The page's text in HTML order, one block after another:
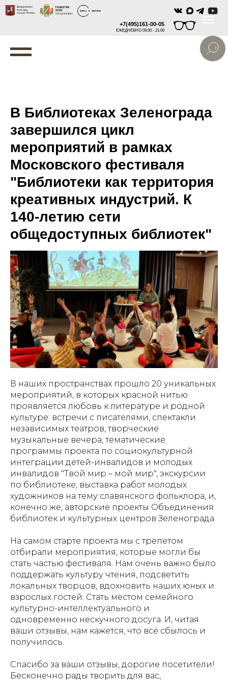
+7(495)161-00-05
ЕЖЕДНЕВНО 09:00 - 21:00
В Библиотеках Зеленограда
завершился цикл
мероприятий в рамках
Московского фестиваля
"Библиотеки как территория
креативных индустрий. К
140-летию сети
общедоступных библиотек"
В наших пространствах прошло 20 уникальных
мероприятий, в которых красной нитью
проявляется любовь к литературе и родной
культуре: встречи с писателями, спектакли
независимых театров, творческие
музыкальные вечера, тематические
программы проекта по социокультурной
интеграции детей-инвалидов и молодых
инвалидов "Твой мир – мой мир", экскурсии
по библиотеке, выставка работ молодых
художников на тему славянского фольклора, и,
конечно же, авторские проекты Объединения
библиотек и культурных центров Зеленограда.
На самом старте проекта мы с трепетом
отбирали мероприятия, которые могли бы
стать частью фестиваля. Нам очень важно было
поддержать культуру чтения, подсветить
локальных творцов, вдохновить наших юных и
взрослых гостей. Стать местом семейного
культурно-интеллектуального и
одновременно нескучного досуга. И, читая
ваши отзывы, нам кажется, что всё сбылось и
получилось.
Спасибо за ваши отзывы, дорогие посетители!
Бесконечно рады творить для вас,